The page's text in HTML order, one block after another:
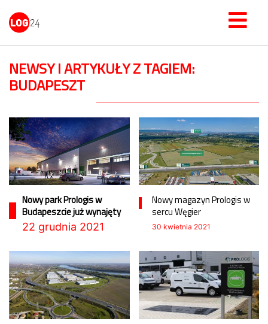
NEWSY I ARTYKUŁY Z TAGIEM:
BUDAPESZT
Nowy park Prologis w
Budapeszcie już wynajęty
22 grudnia 2021
Nowy magazyn Prologis w
sercu Węgier
30 kwietnia 2021